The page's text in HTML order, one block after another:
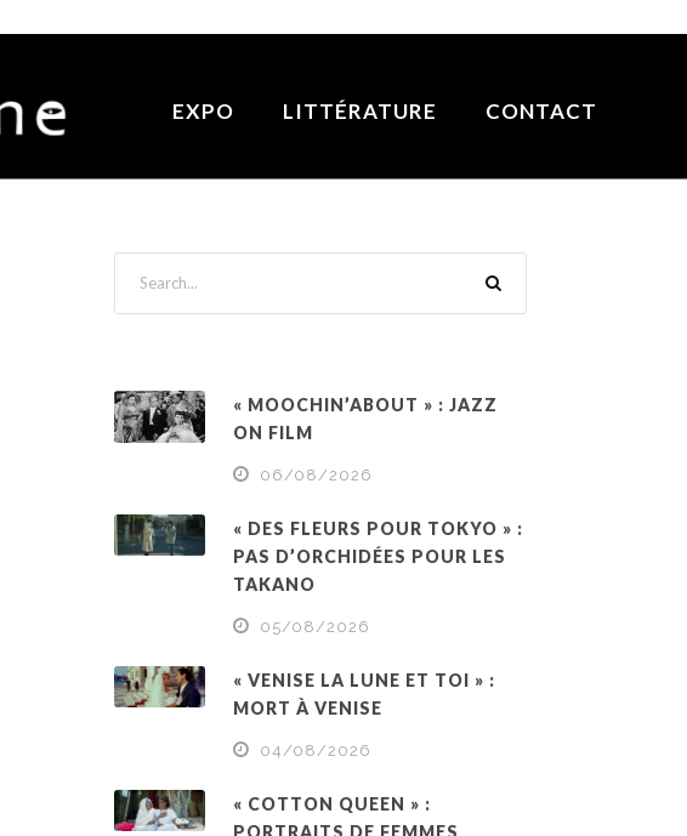
EXPO LITTÉRATURE CONTACT
« MOOCHIN’ABOUT » : JAZZ
ON FILM
06/08/2026
« DES FLEURS POUR TOKYO » :
PAS D’ORCHIDÉES POUR LES
TAKANO
05/08/2026
« VENISE LA LUNE ET TOI » :
MORT À VENISE
04/08/2026
« COTTON QUEEN » :
PORTRAITS DE FEMMES